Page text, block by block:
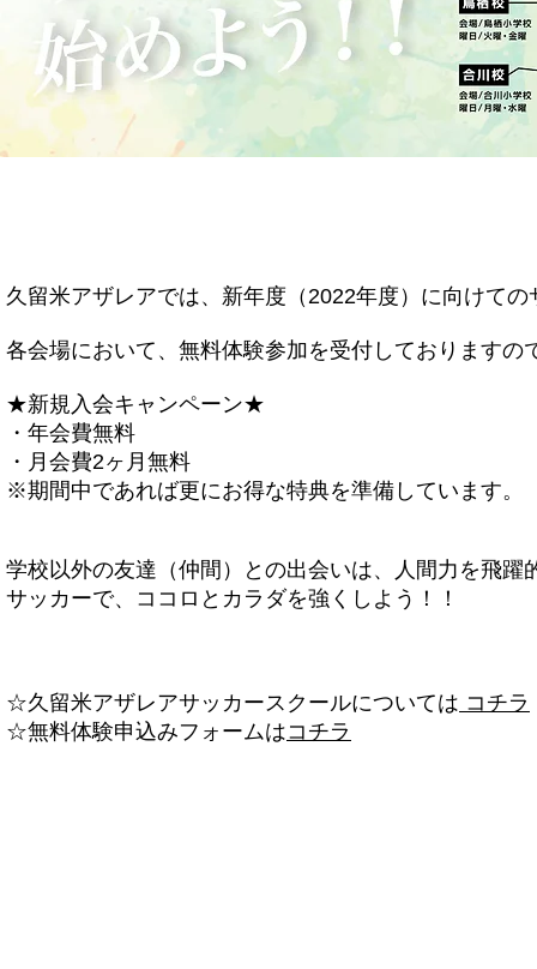
久留米アザレアでは、新年度（2022年度）に向けて
各会場において、無料体験参加を受付しております
★新規入会キャンペーン★
・年会費無料
・月会費2ヶ月無料
※期間中であれば更にお得な特典を準備しています。
学校以外の友達（仲間）との出会いは、人間力を飛躍
サッカーで、ココロとカラダを強くしよう！！
☆久留米アザレアサッカースクールについては コチラ
☆無料体験申込みフォームはコチラ